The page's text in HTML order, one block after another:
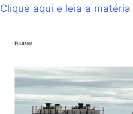
Clique aqui e leia a